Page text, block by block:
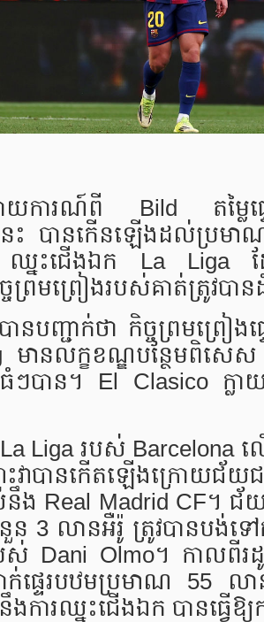
យការណ៍ពី Bild តម្លៃផ្ទេ
េះ បានកើនឡើងដល់ប្រមា
នះជើងឯក La Liga ដែល
ចព្រមព្រៀងរបស់គាត់ត្រូវបា
នបញ្ជាក់ថា កិច្ចព្រមព្រៀងផ្
មានលក្ខខណ្ឌបន្ថែមពិសេ
ធំៗបាន។ El Clasico ក្លា
La Liga របស់ Barcelona
ាបានកើតឡើងក្រោយជ័យ
Real Madrid CF។ ជ័យជម្
ចំនួន 3 លានអឺរ៉ូ ត្រូវបានបង់
ស់ Dani Olmo។ កាលពីរដូវ
ផ្ទេរបឋមប្រមាណ 55 លា
នឹងការឈ្នះជើងឯក បានធ្វើ